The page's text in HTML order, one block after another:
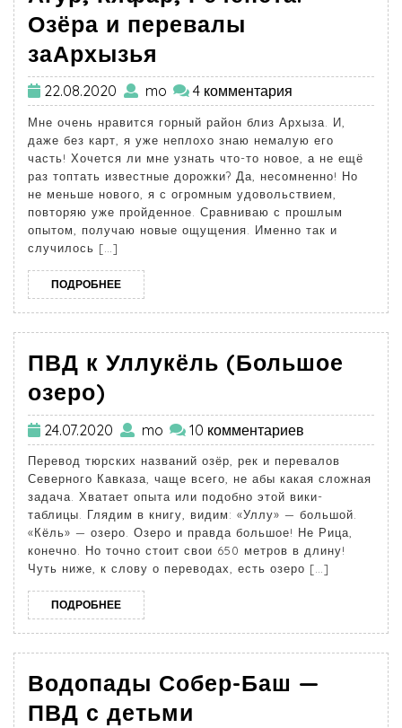
Озёра и перевалы
заАрхызья
22.08.2020 mo 4 комментария
Мне очень нравится горный район близ Архыза. И,
даже без карт, я уже неплохо знаю немалую его
часть! Хочется ли мне узнать что-то новое, а не ещё
раз топтать известные дорожки? Да, несомненно! Но
не меньше нового, я с огромным удовольствием,
повторяю уже пройденное. Сравниваю с прошлым
опытом, получаю новые ощущения. Именно так и
случилось […]
ПОДРОБНЕЕ
ПВД к Уллукёль (Большое
озеро)
24.07.2020 mo 10 комментариев
Перевод тюрских названий озёр, рек и перевалов
Северного Кавказа, чаще всего, не абы какая сложная
задача. Хватает опыта или подобно этой вики-
таблицы. Глядим в книгу, видим: «Уллу» — большой.
«Кёль» — озеро. Озеро и правда большое! Не Рица,
конечно. Но точно стоит свои 650 метров в длину!
Чуть ниже, к слову о переводах, есть озеро […]
ПОДРОБНЕЕ
Водопады Собер-Баш —
ПВД с детьми